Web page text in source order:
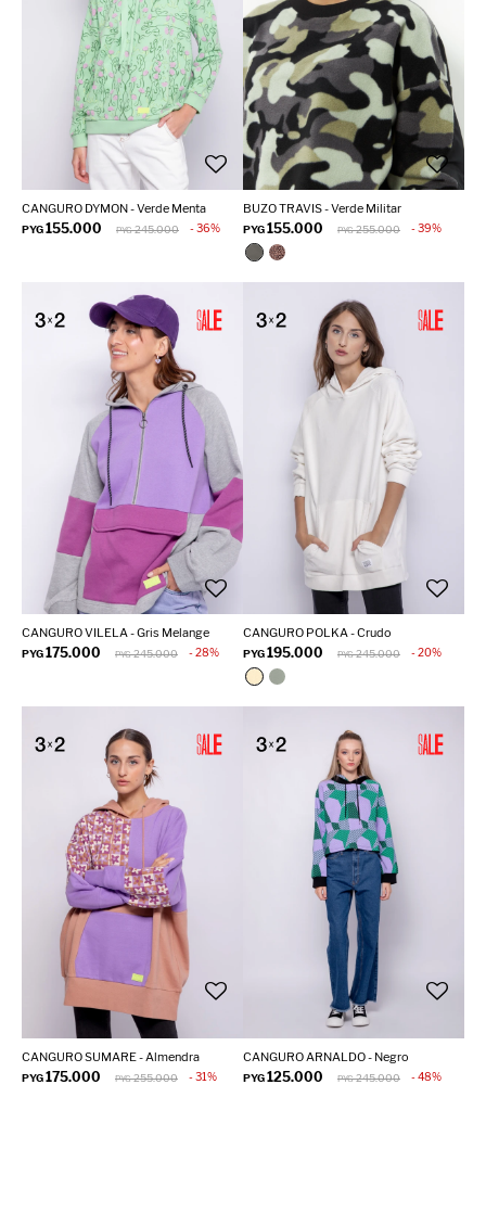
CANGURO DYMON - Verde Menta
PYG155.000 PYG 245.000 36
BUZO TRAVIS - Verde Militar
PYG155.000 PYG 255.000 39
CANGURO VILELA - Gris Melange
PYG175.000 PYG 245.000 28
CANGURO POLKA - Crudo
PYG195.000 PYG 245.000 20
CANGURO SUMARE - Almendra
PYG175.000 PYG 255.000 31
CANGURO ARNALDO - Negro
PYG125.000 PYG 245.000 48